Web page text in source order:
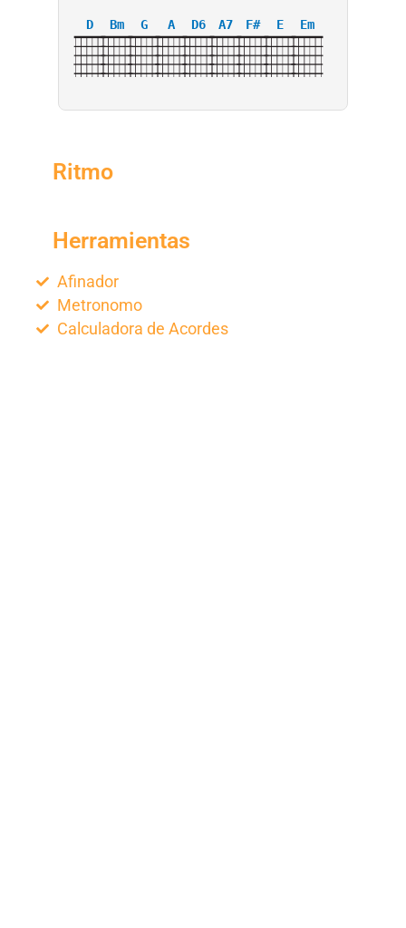
D Bm G A D6 A7 F# E Em
Ritmo
Herramientas
Afinador
Metronomo
Calculadora de Acordes